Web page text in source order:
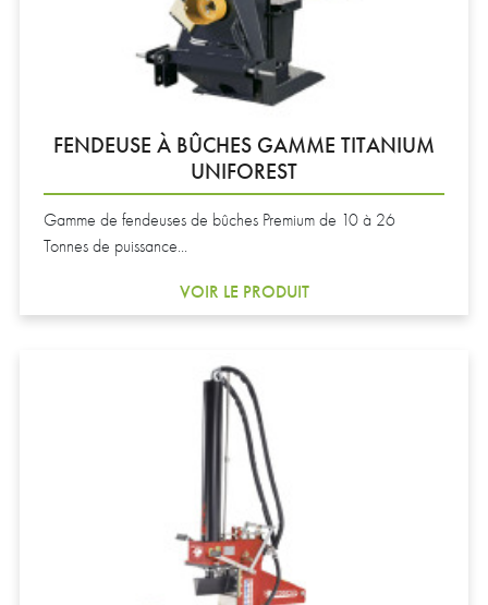
FENDEUSE À BÛCHES GAMME TITANIUM
UNIFOREST
Gamme de fendeuses de bûches Premium de 10 à 26
Tonnes de puissance...
VOIR LE PRODUIT